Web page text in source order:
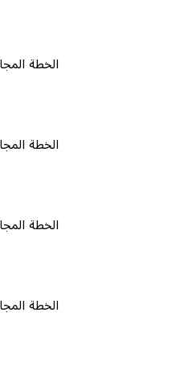
الخطة المجانية ٠
الخطة المجانية ٠
الخطة المجانية ٠
الخطة المجانية ٠